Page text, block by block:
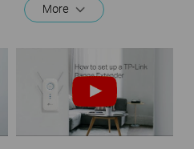
More